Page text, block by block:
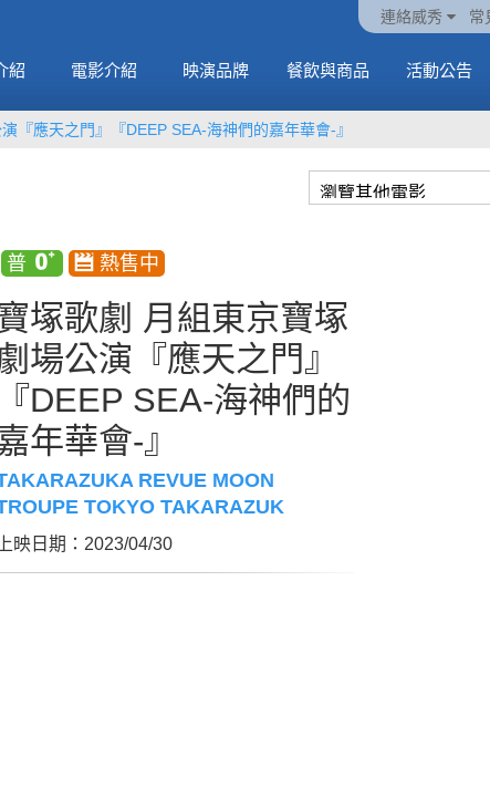
連絡威秀 常
紹 電影介紹 MORE
火熱預售中《橡
末日》
MORE
映演品牌 餐飲與商品
MORE
🥤威秀獨家電影
🥤全台熱賣中
MORE
活動公告
『應天之門』『DEEP SEA-海神們的嘉年華會-』
塚歌劇 月組東京寶塚
場公演『應天之門』
『DEEP SEA-海神們的
年華會-』
REVUE MOON
TOKYO TAKARAZUK
上映日期：2023/04/30